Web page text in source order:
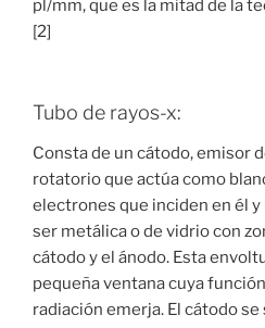
pl/mm, que es la mitad de la
[2]
Tubo de rayos-x:
Consta de un cátodo, emisor
rotatorio que actúa como
electrones que inciden en él
ser metálica o de vidrio con
cátodo y el ánodo. Esta
pequeña ventana cuya
radiación emerja. El cátodo